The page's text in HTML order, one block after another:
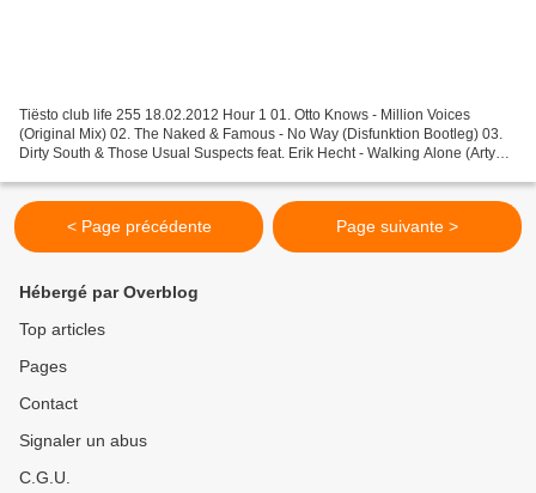
Tiësto club life 255 18.02.2012 Hour 1 01. Otto Knows - Million Voices
(Original Mix) 02. The Naked & Famous - No Way (Disfunktion Bootleg) 03.
Dirty South & Those Usual Suspects feat. Erik Hecht - Walking Alone (Arty
< Page précédente Page suivante >
Hébergé par Overblog
Top articles
Pages
Contact
Signaler un abus
C.G.U.